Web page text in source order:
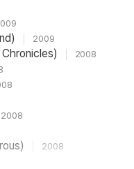
2009
2008
2008
2008